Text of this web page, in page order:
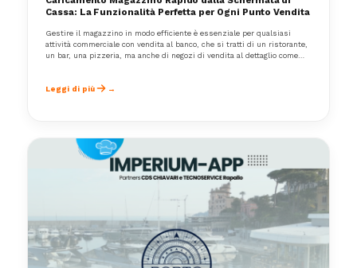
Cassa: La Funzionalità Perfetta per Ogni Punto Vendita
Gestire il magazzino in modo efficiente è essenziale per qualsiasi
attività commerciale con vendita al banco, che si tratti di un ristorante,
un bar, una pizzeria, ma anche di negozi di vendita al dettaglio come
Leggi di più